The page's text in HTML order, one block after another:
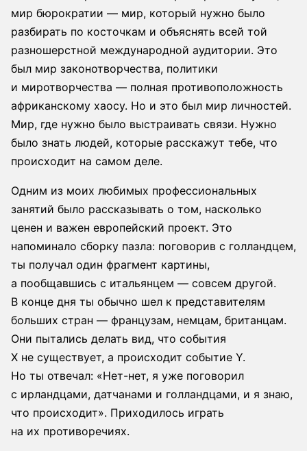
мир бюрократии — мир, который нужно было
разбирать по косточкам и объяснять всей той
разношерстной международной аудитории. Это
был мир законотворчества, политики
и миротворчества — полная противоположность
африканскому хаосу. Но и это был мир личностей.
Мир, где нужно было выстраивать связи. Нужно
было знать людей, которые расскажут тебе, что
происходит на самом деле.
Одним из моих любимых профессиональных
занятий было рассказывать о том, насколько
ценен и важен европейский проект. Это
напоминало сборку пазла: поговорив с голландцем,
ты получал один фрагмент картины,
а пообщавшись с итальянцем — совсем другой.
В конце дня ты обычно шел к представителям
больших стран — французам, немцам, британцам.
Они пытались делать вид, что события
X не существует, а происходит событие Y.
Но ты отвечал: «Нет-нет, я уже поговорил
с ирландцами, датчанами и голландцами, и я знаю,
что происходит». Приходилось играть
на их противоречиях.